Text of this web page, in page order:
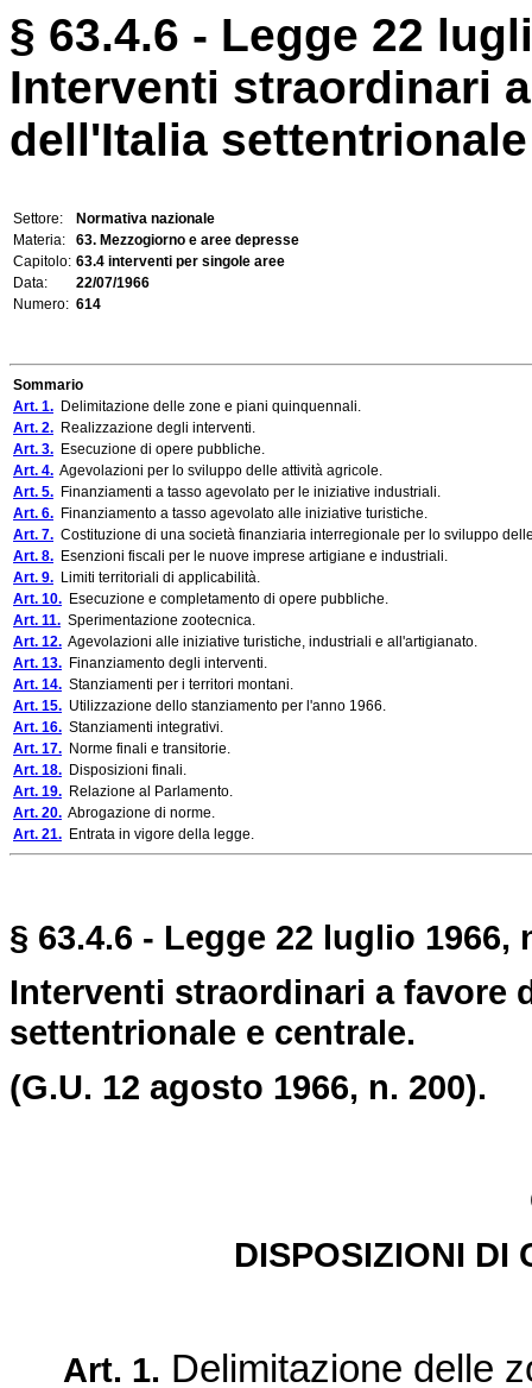
§ 63.4.6 - Legge 22
Interventi straordinari
dell'Italia
Settore:
Normativa nazionale
Materia:
63. Mezzogiorno e aree depresse
Capitolo: 63.4 interventi per singole aree
Data:
22/07/1966
Numero: 614
Sommario
Art. 1. Delimitazione delle zone e piani quinquennali.
Art. 2. Realizzazione degli interventi.
Art. 3. Esecuzione di opere pubbliche.
Art. 4. Agevolazioni per lo sviluppo delle attività agricole.
Art. 5. Finanziamenti a tasso agevolato per le iniziative industriali.
Art. 6. Finanziamento a tasso agevolato alle iniziative turistiche.
Art. 7. Costituzione di una società finanziaria interregionale per lo sviluppo
Art. 8. Esenzioni fiscali per le nuove imprese artigiane e industriali.
Art. 9. Limiti territoriali di applicabilità.
Art. 10. Esecuzione e completamento di opere pubbliche.
Art. 11. Sperimentazione zootecnica.
Art. 12. Agevolazioni alle iniziative turistiche, industriali e all'artigianato.
Art. 13. Finanziamento degli interventi.
Art. 14. Stanziamenti per i territori montani.
Art. 15. Utilizzazione dello stanziamento per l'anno 1966.
Art. 16. Stanziamenti integrativi.
Art. 17. Norme finali e transitorie.
Art. 18. Disposizioni finali.
Art. 19. Relazione al Parlamento.
Art. 20. Abrogazione di norme.
Art. 21. Entrata in vigore della legge.
§ 63.4.6 - Legge 22 luglio 1966,
Interventi straordinari a favore
settentrionale e centrale.
(G.U. 12 agosto 1966, n. 200).
DISPOSIZIONI DI
Art. 1. Delimitazione delle